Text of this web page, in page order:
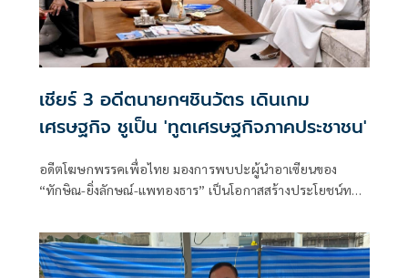
เชียร์ 3 อดีตนายกฯชินวัตร เดินเกม
เศรษฐกิจ ชูเป็น 'ทูตเศรษฐกิจภาคประชาชน'
อดีตโฆษกพรรคเพื่อไทย มองการพบปะผู้นำอาเซียนของ
“ทักษิณ-ยิ่งลักษณ์-แพทองธาร” เป็นโอกาสสร้างประโยชน์ทาง
กชันส่วนตัวช่วยเปิดตลาดใหม่ ดึงการลงทุน พร้อมวอนกลุ่มที่
จับตาเลิกมองด้วยอคติ หันมามองผลลัพธ์ต่อประชาชน